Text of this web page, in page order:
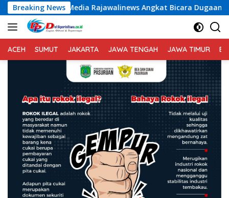
Langsung
ke
konten
Breaking NewsAngkat Bicara Dugaan Penggelapan Dana Desa
ACEH SUMUT JAKARTA JAWA TENGAH JAWA TIMUR